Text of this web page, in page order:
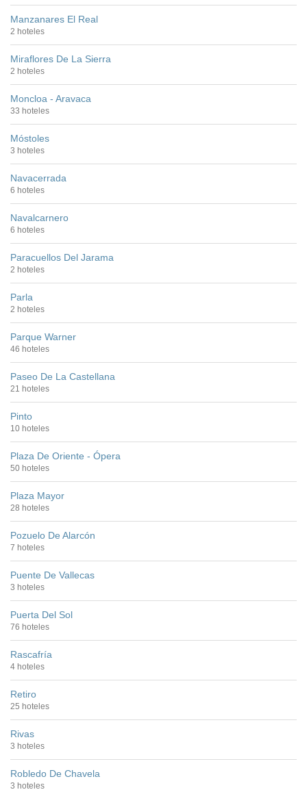
Manzanares El Real
2 hoteles
Miraflores De La Sierra
2 hoteles
Moncloa - Aravaca
33 hoteles
Móstoles
3 hoteles
Navacerrada
6 hoteles
Navalcarnero
6 hoteles
Paracuellos Del Jarama
2 hoteles
Parla
2 hoteles
Parque Warner
46 hoteles
Paseo De La Castellana
21 hoteles
Pinto
10 hoteles
Plaza De Oriente - Ópera
50 hoteles
Plaza Mayor
28 hoteles
Pozuelo De Alarcón
7 hoteles
Puente De Vallecas
3 hoteles
Puerta Del Sol
76 hoteles
Rascafría
4 hoteles
Retiro
25 hoteles
Rivas
3 hoteles
Robledo De Chavela
3 hoteles